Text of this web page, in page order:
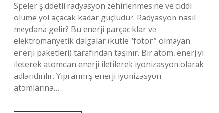
Speler şiddetli radyasyon zehirlenmesine ve ciddi
ölüme yol açacak kadar güçlüdür. Radyasyon nasıl
meydana gelir? Bu enerji parçacıklar ve
elektromanyetik dalgalar (kütle “foton” olmayan
enerji paketleri) tarafından taşınır. Bir atom, enerjiyi
ileterek atomdan enerji iletilerek iyonizasyon olarak
adlandırılır. Yıpranmış enerji iyonizasyon
atomlarına…